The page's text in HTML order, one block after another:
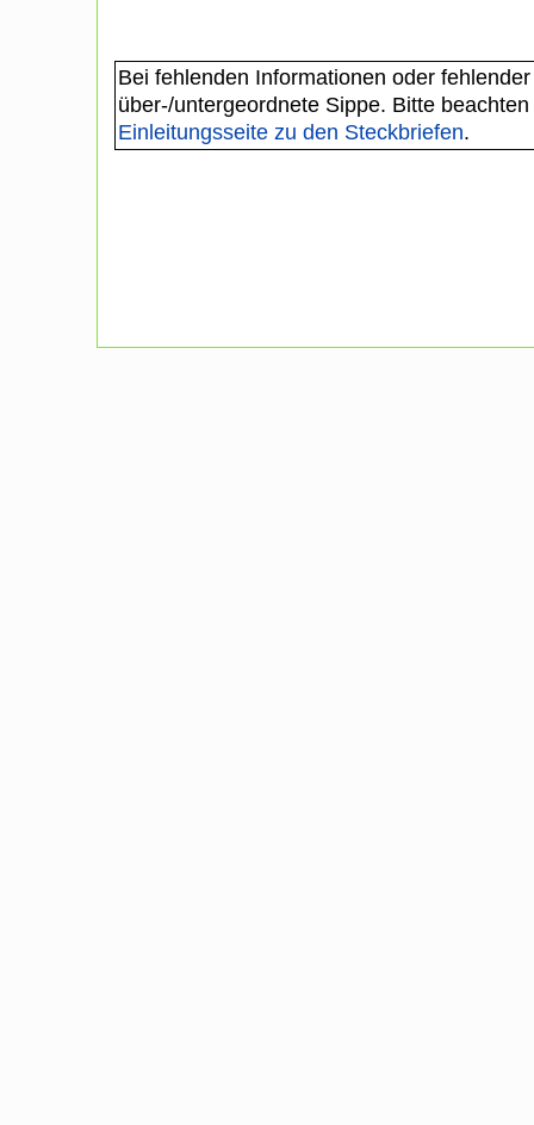
Bei fehlenden Informationen oder
über-/untergeordnete Sippe. Bitte
Einleitungsseite zu den Steckbriefen.